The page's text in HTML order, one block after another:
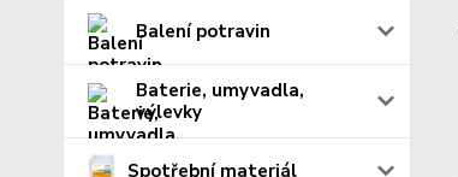
Balení potravin
Baterie, umyvadla,
výlevky
Spotřební materiál